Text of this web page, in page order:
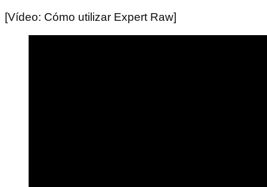
[Vídeo: Cómo utilizar Expert Raw]